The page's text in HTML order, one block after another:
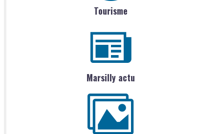
Tourisme
Marsilly actu